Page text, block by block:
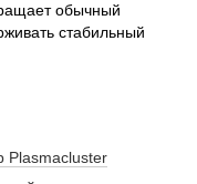
обычный
стабильный
Plasmacluster